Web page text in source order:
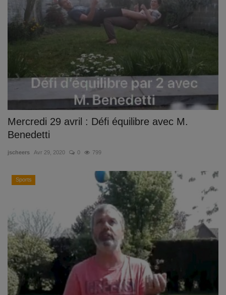
Mercredi 29 avril : Défi équilibre avec M.
Benedetti
jscheers Avr 29, 2020 0 799
Sports